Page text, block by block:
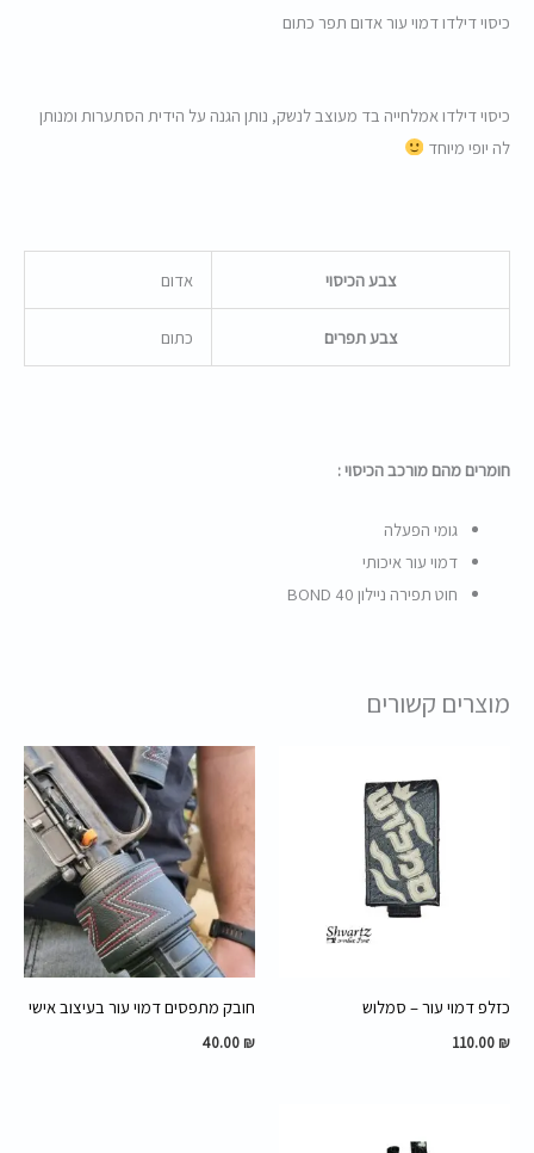
כיסוי דילדו דמוי עור אדום תפר כתום
כיסוי דילדו אמלחייה בד מעוצב לנשק, נותן הגנה על הידית הסתערות ומנותן
לה יופי מיוחד
צבע הכיסוי אדום
צבע תפרים כתום
חומרים מהם מורכב הכיסוי :
גומי הפעלה
דמוי עור איכותי
חוט תפירה ניילון BOND 40
מוצרים קשורים
כזלפ דמוי עור – סמלוש
110.00 ₪
חובק מתפסים דמוי עור בעיצוב אישי
40.00 ₪